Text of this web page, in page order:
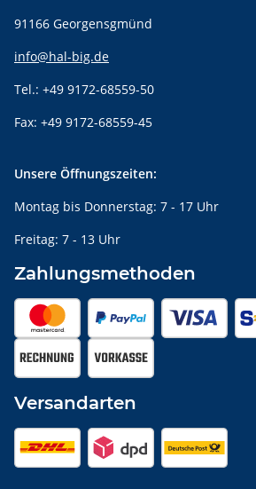
91166 Georgensgmünd
info@hal-big.de
Tel.: +49 9172-68559-50
Fax: +49 9172-68559-45
Unsere Öffnungszeiten:
Montag bis Donnerstag: 7 - 17 Uhr
Freitag: 7 - 13 Uhr
Zahlungsmethoden
Versandarten